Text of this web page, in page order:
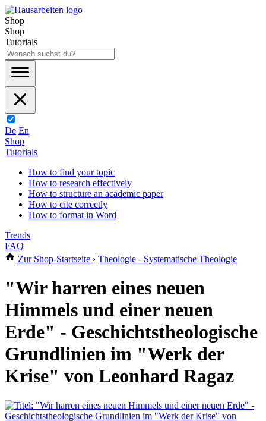
Shop
Shop
Tutorials
De En
Shop
Tutorials
How to find your topic
How to research effectively
How to structure an academic paper
How to cite correctly
How to format in Word
Trends
FAQ
Zur Shop-Startseite › Theologie - Systematische Theologie
"Wir harren eines neuen
Himmels und einer neuen
Erde" - Geschichtstheologische
Grundlinien im "Werk der
Krise" von Leonhard Ragaz